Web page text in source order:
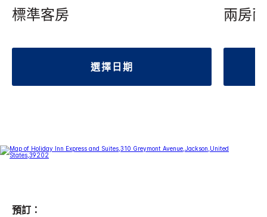
標準客房
選擇日期
兩房
預訂：